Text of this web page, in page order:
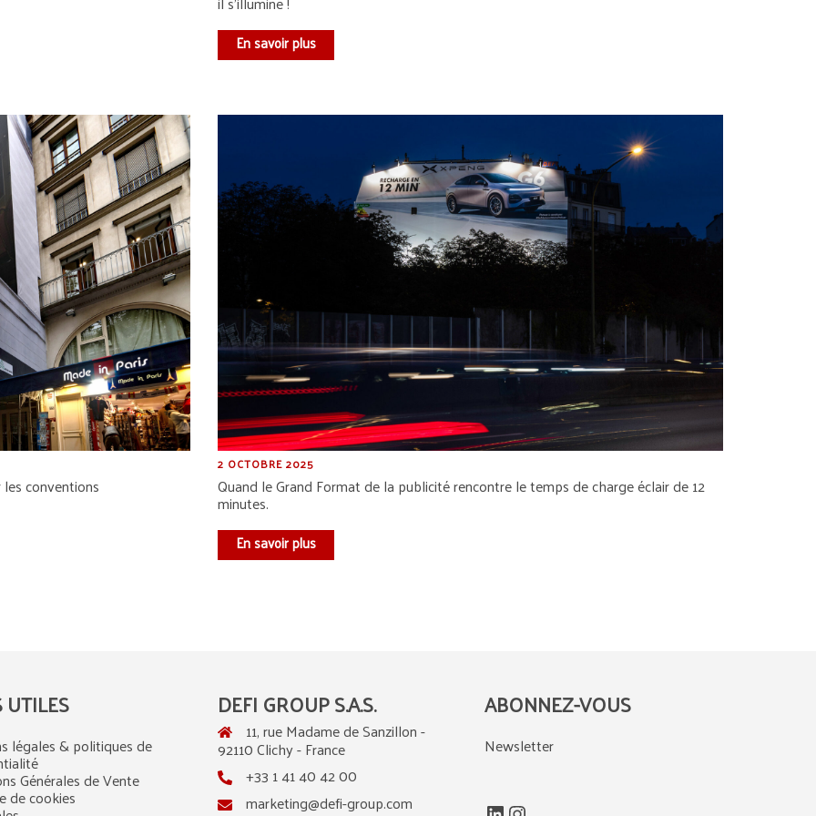
En savoir plus
conventions
2 OCTOBRE 2025
Quand le Grand Format de la publicité rencontre le temps de charge éclair de 12
minutes.
En savoir plus
légales & politiques de
Générales de Vente
de cookies
DEFI GROUP S.A.S.
11, rue Madame de Sanzillon -
92110 Clichy - France
+33 1 41 40 42 00
marketing@defi-group.com
ABONNEZ-VOUS
Newsletter